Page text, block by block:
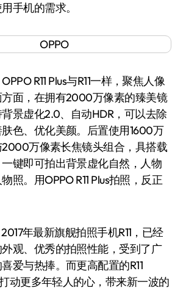
手机的需求。
R11 Plus与R11一样，聚焦人像
面，在拥有2000万像素的臻美镜
景虚化2.0、自动HDR，可以去除
色、优化美颜。后置使用1600万
万像素长焦镜头组合，具搭载
键即可拍出背景虚化自然，人物
照。用OPPO R11 Plus拍照，反正
年最新旗舰拍照手机R11，已经
观、优秀的拍照性能，受到了广
爱与热捧。而更高配置的R11
动更多年轻人的心，带来新一波的